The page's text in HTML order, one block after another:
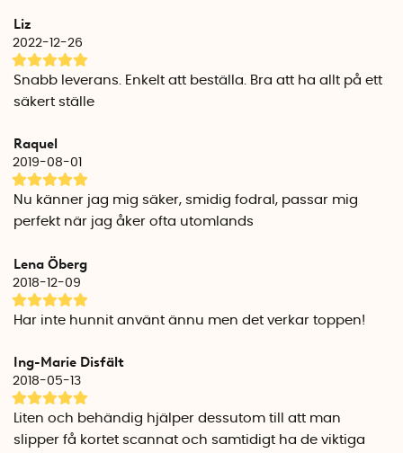
Liz
2022-12-26
Snabb leverans. Enkelt att beställa. Bra att ha allt på ett
säkert ställe
Raquel
2019-08-01
Nu känner jag mig säker, smidig fodral, passar mig
perfekt när jag åker ofta utomlands
Lena Öberg
2018-12-09
Har inte hunnit använt ännu men det verkar toppen!
Ing-Marie Disfält
2018-05-13
Liten och behändig hjälper dessutom till att man
slipper få kortet scannat och samtidigt ha de viktiga